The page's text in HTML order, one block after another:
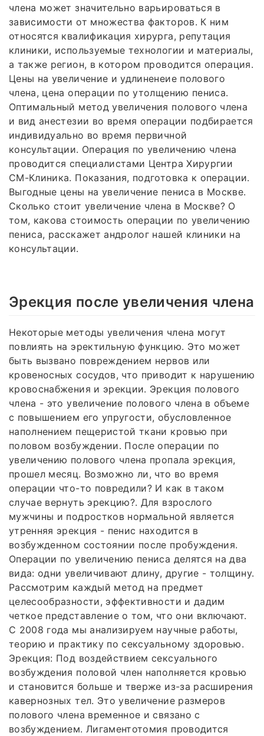
члена может значительно варьироваться в
зависимости от множества факторов. К ним
относятся квалификация хирурга, репутация
клиники, используемые технологии и материалы,
а также регион, в котором проводится операция.
Цены на увеличение и удлиненеие полового
члена, цена операции по утолщению пениса.
Оптимальный метод увеличения полового члена
и вид анестезии во время операции подбирается
индивидуально во время первичной
консультации. Операция по увеличению члена
проводится специалистами Центра Хирургии
СМ-Клиника. Показания, подготовка к операции.
Выгодные цены на увеличение пениса в Москве.
Сколько стоит увеличение члена в Москве? О
том, какова стоимость операции по увеличению
пениса, расскажет андролог нашей клиники на
консультации.
Эрекция после увеличения члена
Некоторые методы увеличения члена могут
повлиять на эректильную функцию. Это может
быть вызвано повреждением нервов или
кровеносных сосудов, что приводит к нарушению
кровоснабжения и эрекции. Эрекция полового
члена - это увеличение полового члена в объеме
с повышением его упругости, обусловленное
наполнением пещеристой ткани кровью при
половом возбуждении. После операции по
увеличению полового члена пропала эрекция,
прошел месяц. Возможно ли, что во время
операции что-то повредили? И как в таком
случае вернуть эрекцию?. Для взрослого
мужчины и подростков нормальной является
утренняя эрекция - пенис находится в
возбужденном состоянии после пробуждения.
Операции по увеличению пениса делятся на два
вида: одни увеличивают длину, другие - толщину.
Рассмотрим каждый метод на предмет
целесообразности, эффективности и дадим
четкое представление о том, что они включают.
С 2008 года мы анализируем научные работы,
теорию и практику по сексуальному здоровью.
Эрекция: Под воздействием сексуального
возбуждения половой член наполняется кровью
и становится больше и тверже из-за расширения
кавернозных тел. Это увеличение размеров
полового члена временное и связано с
возбуждением. Лигаментотомия проводится